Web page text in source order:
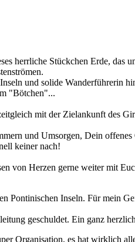
herrliche Stückchen Erde, das
und solide Wanderführerin
"Bötchen"...
mit der Zielankunft des
und Umsorgen, Dein
keiner nach!
von Herzen gerne weiter mit
Inseln. Für mein
geschuldet. Ein ganz
Organisation, es hat wirklich